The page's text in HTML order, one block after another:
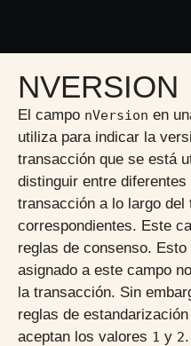
NVERSION
El campo nVersion en
utiliza para indicar la
transacción que se está
distinguir entre
transacción a lo largo
correspondientes. Este
reglas de consenso.
asignado a este campo
la transacción. Sin
reglas de
aceptan los valores 1 y 2